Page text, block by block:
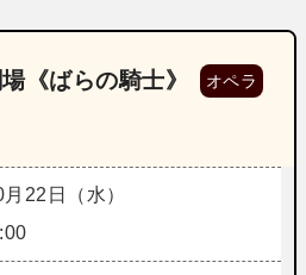
《ばらの騎士》 オペラ
22日（水）